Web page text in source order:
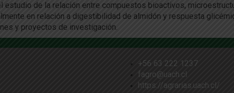
estudio de la relación entre compuestos bioactivos,
en relación a digestibilidad de almidón y respuesta
y proyectos de investigación.
+56 63 222 1237
fagro@uach.cl
https://agrarias.uach.cl/